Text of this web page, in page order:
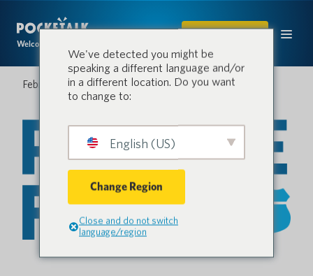
Welcome to the conversation.
COMPRAR
February 26, 2026
We've detected you might be
speaking a different language and/or
in a different location. Do you want
to change to:
English (US)
Change Region
Close and do not switch
language/region